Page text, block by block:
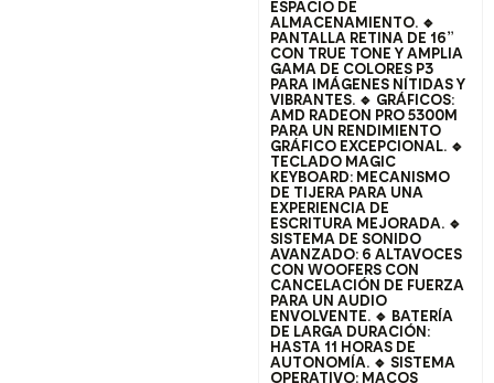
ESPACIO DE
ALMACENAMIENTO. 🔹
PANTALLA RETINA DE 16”
CON TRUE TONE Y AMPLIA
GAMA DE COLORES P3
PARA IMÁGENES NÍTIDAS Y
VIBRANTES. 🔹 GRÁFICOS:
AMD RADEON PRO 5300M
PARA UN RENDIMIENTO
GRÁFICO EXCEPCIONAL. 🔹
TECLADO MAGIC
KEYBOARD: MECANISMO
DE TIJERA PARA UNA
EXPERIENCIA DE
ESCRITURA MEJORADA. 🔹
SISTEMA DE SONIDO
AVANZADO: 6 ALTAVOCES
CON WOOFERS CON
CANCELACIÓN DE FUERZA
PARA UN AUDIO
ENVOLVENTE. 🔹 BATERÍA
DE LARGA DURACIÓN:
HASTA 11 HORAS DE
AUTONOMÍA. 🔹 SISTEMA
OPERATIVO: MACOS